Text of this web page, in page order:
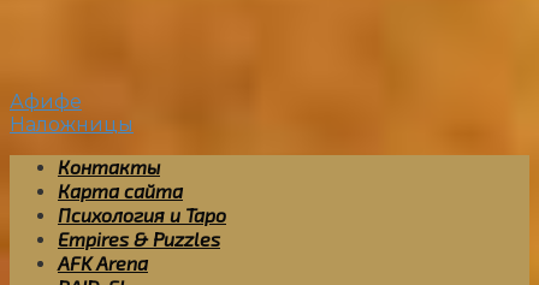
Афифе
Наложницы
Контакты
Карта сайта
Психология и Таро
Empires & Puzzles
AFK Arena